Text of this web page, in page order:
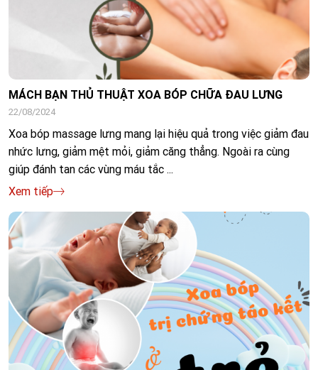
MÁCH BẠN THỦ THUẬT XOA BÓP CHỮA ĐAU LƯNG
22/08/2024
Xoa bóp massage lưng mang lại hiệu quả trong việc giảm đau
nhức lưng, giảm mệt mỏi, giảm căng thẳng. Ngoài ra cùng
giúp đánh tan các vùng máu tắc ...
Xem tiếp